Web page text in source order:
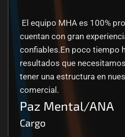
cuentan con gran
confiables.En poco tiempo
resultados que
tener una estructura en
comercial.
Paz Mental/ANA
Cargo